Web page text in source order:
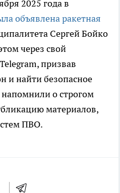
2025 года в
объявлена ракетная
Сергей Бойко
через свой
призвав
и найти безопасное
о строгом
материалов,
ПВО.